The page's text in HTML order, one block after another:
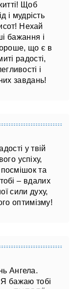
Щоб
і мудрість
Нехай
бажання і
що є в
радості,
і
завдань!
у твій
успіху,
та
– вдалих
сили духу,
оптимізму!
Ангела.
бажаю тобі